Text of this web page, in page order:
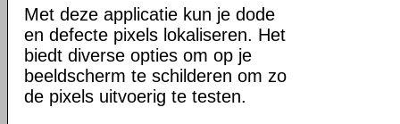
Met deze applicatie kun je dode
en defecte pixels lokaliseren. Het
biedt diverse opties om op je
beeldscherm te schilderen om zo
de pixels uitvoerig te testen.